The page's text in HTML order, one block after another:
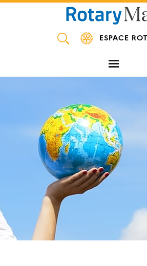
ESPACE
Panneau de gestion des cookies